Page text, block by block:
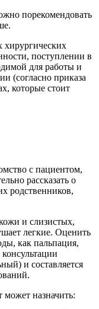
порекомендовать
хирургических
поступлении в
для работы и
(согласно приказа
которые стоит
с пациентом,
рассказать о
родственников,
и слизистых,
легкие. Оценить
как пальпация,
и составляется
может назначить: